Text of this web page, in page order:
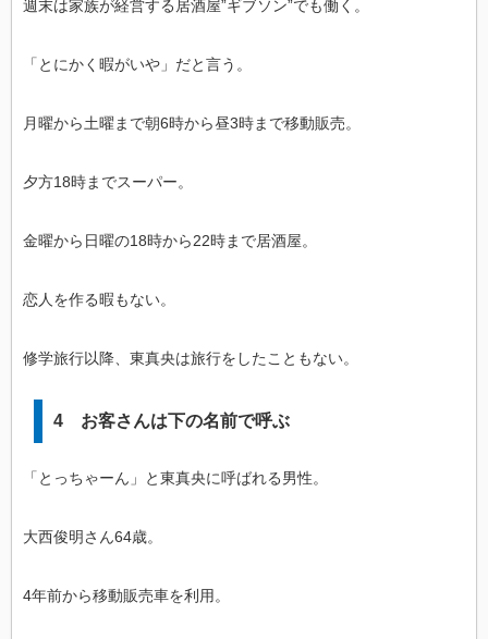
週末は家族が経営する居酒屋”ギブソン”でも働く。
「とにかく暇がいや」だと言う。
月曜から土曜まで朝6時から昼3時まで移動販売。
夕方18時までスーパー。
金曜から日曜の18時から22時まで居酒屋。
恋人を作る暇もない。
修学旅行以降、東真央は旅行をしたこともない。
4 お客さんは下の名前で呼ぶ
「とっちゃーん」と東真央に呼ばれる男性。
大西俊明さん64歳。
4年前から移動販売車を利用。